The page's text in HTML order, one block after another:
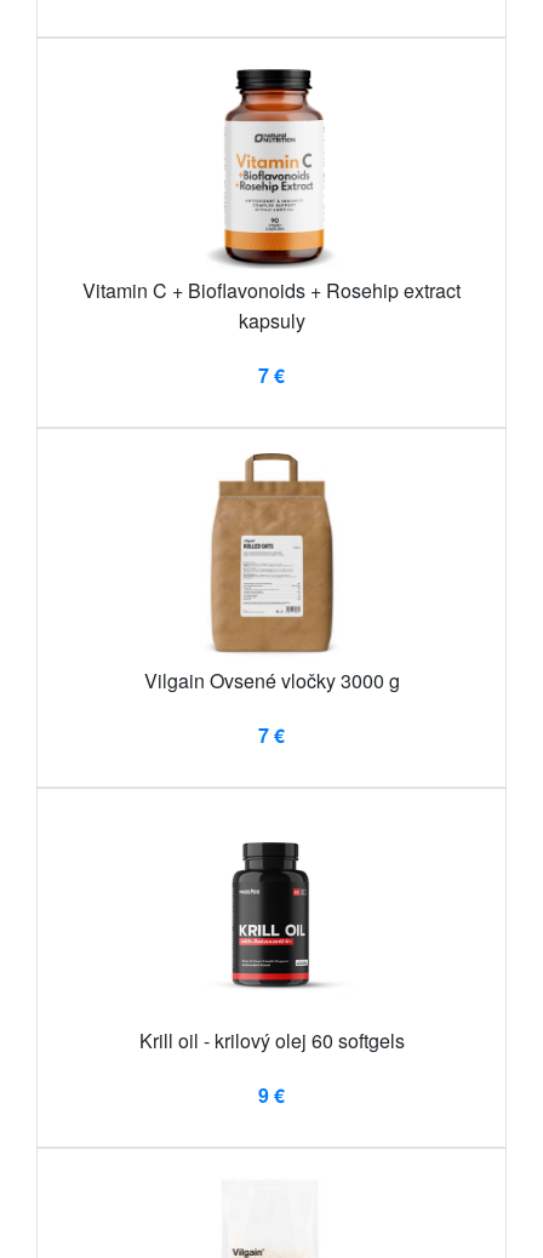
Vitamin C + Bioflavonoids + Rosehip extract
kapsuly
7 €
Vilgain Ovsené vločky 3000 g
7 €
Krill oil - krilový olej 60 softgels
9 €